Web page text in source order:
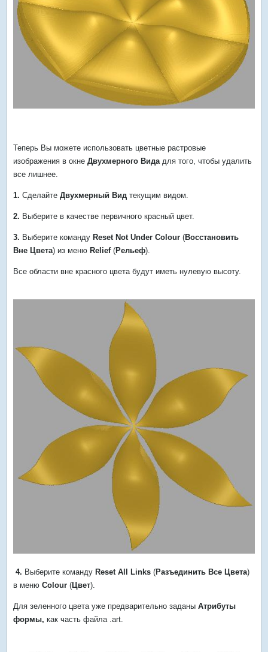
Теперь Вы можете использовать цветные растровые
изображения в окне Двухмерного Вида для того, чтобы удалить
все лишнее.
1. СделайтеДвухмерный Видтекущим видом.
2. Выберите в качестве первичного красный цвет.
3. Выберите командуReset Not Under Colour (Восстановить
Вне Цвета) из менюRelief(Рельеф).
Все области вне красного цвета будут иметь нулевую высоту.
4. Выберите команду Reset All Links (Разъединить Все Цвета)
в менюColour (Цвет).
Для зеленного цвета уже предварительно заданыАтрибуты
формы,как часть файла .art.